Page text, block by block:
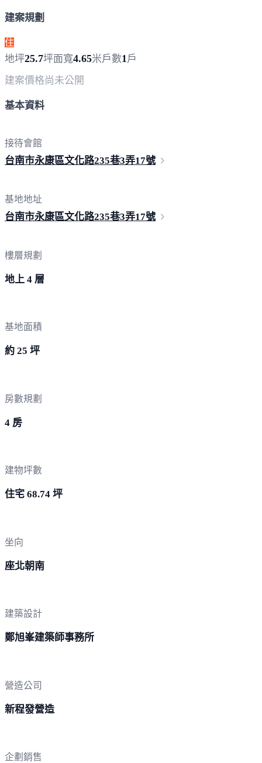
建案規劃
住
地坪25.7坪面寬4.65米戶數1戶
建案價格尚未公開
基本資料
接待會館
台南市永康區文化路235巷3弄17號
基地地址
台南市永康區文化路235巷3弄17號
樓層規劃
地上 4 層
基地面積
約 25 坪
房數規劃
4 房
建物坪數
住宅 68.74 坪
坐向
座北朝南
建築設計
鄭旭峯建築師事務所
營造公司
新程發營造
企劃銷售